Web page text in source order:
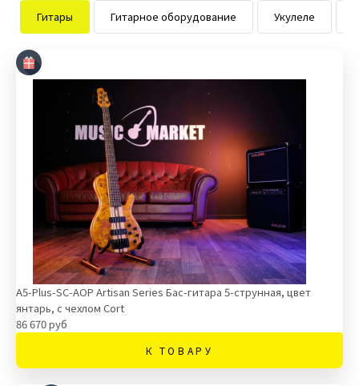
Гитары Гитарное оборудование Укулеле
A5-Plus-SC-AOP Artisan Series Бас-гитара 5-струнная, цвет
янтарь, с чехлом Cort
86 670 руб
К ТОВАРУ